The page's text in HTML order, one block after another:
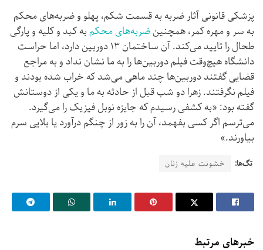
پزشکی قانونی آثار ضربه به قسمت شکم، پهلو و ضربه‌های محکم
به سر و مهره کمر، همچنینضربه‌های محکمبه کبد و کلیه و پارگی
طحال را تایید می‌کند. آن ساختمان ۱۳ دوربین دارد، اما حراست
دانشگاه هیچ‌وقت فیلم دوربین‌ها را به ما نشان نداد و به مراجع
قضایی گفتند دوربین‌ها چند ماهی می‌شد که خراب شده بودند و
فیلم نگرفتند. زهرا دو شب قبل از حادثه به ما و یکی از دوستانش
گفته بود: «به کشفی رسیدم که جایزه نوبل فیزیک را می‌گیرد.
می‌ترسم اگر کسی بفهمد، آن را به زور از چنگم درآورد یا بلایی سرم
بیاورند.»
تگ‌ها: خشونت علیه زنان
خبرهای مرتبط